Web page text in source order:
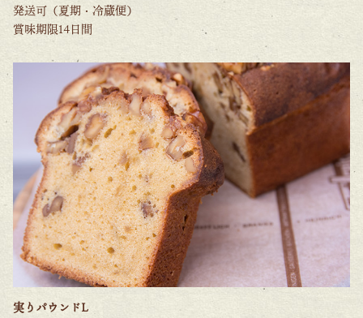
発送可（夏期・冷蔵便）
賞味期限14日間
実りパウンドL